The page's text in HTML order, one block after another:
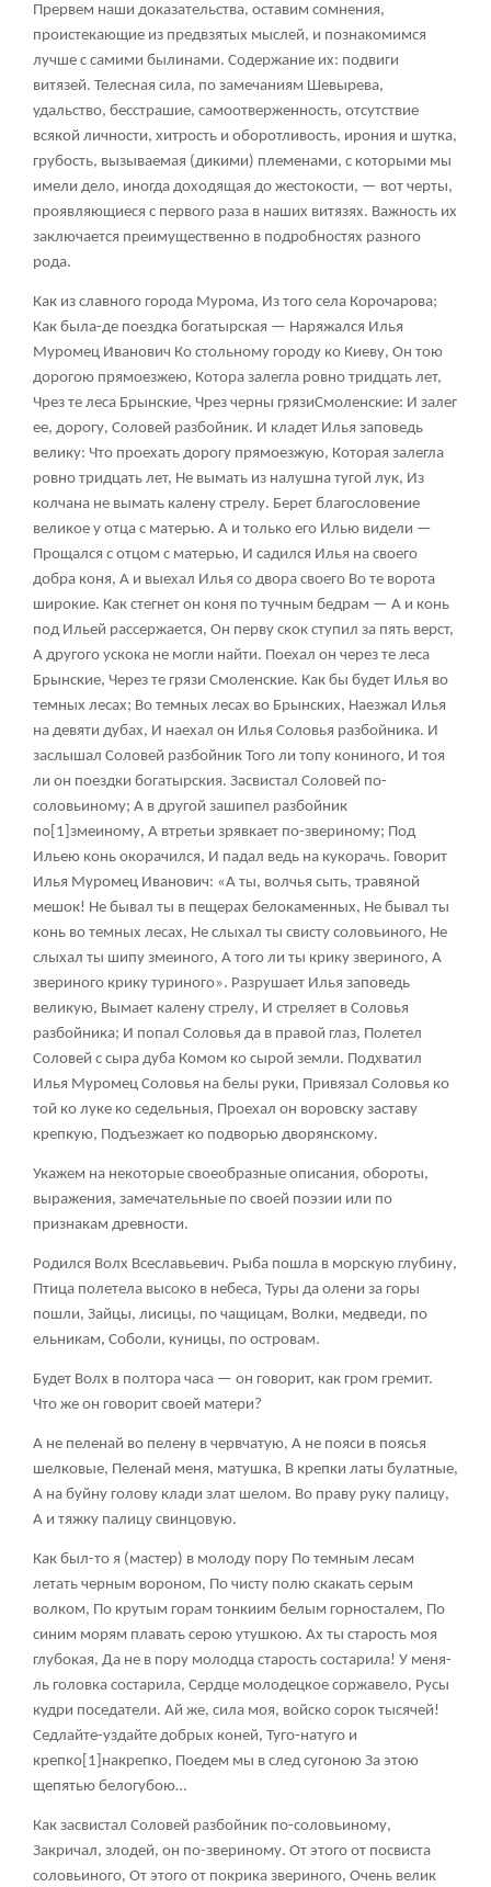
Прервем наши доказательства, оставим сомнения,
проистекающие из предвзятых мыслей, и познакомимся
лучше с самими былинами. Содержание их: подвиги
витязей. Телесная сила, по замечаниям Шевырева,
удальство, бесстрашие, самоотверженность, отсутствие
всякой личности, хитрость и оборотливость, ирония и шутка,
грубость, вызываемая (дикими) племенами, с которыми мы
имели дело, иногда доходящая до жестокости, — вот черты,
проявляющиеся с первого раза в наших витязях. Важность их
заключается преимущественно в подробностях разного
рода.
Как из славного города Мурома, Из того села Корочарова;
Как была-де поездка богатырская — Наряжался Илья
Муромец Иванович Ко стольному городу ко Киеву, Он тою
дорогою прямоезжею, Котора залегла ровно тридцать лет,
Чрез те леса Брынские, Чрез черны грязиСмоленские: И залег
ее, дорогу, Соловей разбойник. И кладет Илья заповедь
велику: Что проехать дорогу прямоезжую, Которая залегла
ровно тридцать лет, Не вымать из налушна тугой лук, Из
колчана не вымать калену стрелу. Берет благословение
великое у отца с матерью. А и только его Илью видели —
Прощался с отцом с матерью, И садился Илья на своего
добра коня, А и выехал Илья со двора своего Во те ворота
широкие. Как стегнет он коня по тучным бедрам — А и конь
под Ильей рассержается, Он перву скок ступил за пять верст,
А другого ускока не могли найти. Поехал он через те леса
Брынские, Через те грязи Смоленские. Как бы будет Илья во
темных лесах; Во темных лесах во Брынских, Наезжал Илья
на девяти дубах, И наехал он Илья Соловья разбойника. И
заслышал Соловей разбойник Того ли топу кониного, И тоя
ли он поездки богатырския. Засвистал Соловей по-
соловьиному; А в другой зашипел разбойник
по [1] змеиному, А втретьи зрявкает по-звериному; Под
Ильею конь окорачился, И падал ведь на кукорачь. Говорит
Илья Муромец Иванович: «А ты, волчья сыть, травяной
мешок! Не бывал ты в пещерах белокаменных, Не бывал ты
конь во темных лесах, Не слыхал ты свисту соловьиного, Не
слыхал ты шипу змеиного, А того ли ты крику звериного, А
звериного крику туриного». Разрушает Илья заповедь
великую, Вымает калену стрелу, И стреляет в Соловья
разбойника; И попал Соловья да в правой глаз, Полетел
Соловей с сыра дуба Комом ко сырой земли. Подхватил
Илья Муромец Соловья на белы руки, Привязал Соловья ко
той ко луке ко седельныя, Проехал он воровску заставу
крепкую, Подъезжает ко подворью дворянскому.
Укажем на некоторые своеобразные описания, обороты,
выражения, замечательные по своей поэзии или по
признакам древности.
Родился Волх Всеславьевич. Рыба пошла в морскую глубину,
Птица полетела высоко в небеса, Туры да олени за горы
пошли, Зайцы, лисицы, по чащицам, Волки, медведи, по
ельникам, Соболи, куницы, по островам.
Будет Волх в полтора часа — он говорит, как гром гремит.
Что же он говорит своей матери?
А не пеленай во пелену в червчатую, А не пояси в поясья
шелковые, Пеленай меня, матушка, В крепки латы булатные,
А на буйну голову клади злат шелом. Во праву руку палицу,
А и тяжку палицу свинцовую.
Как был-то я (мастер) в молоду пору По темным лесам
летать черным вороном, По чисту полю скакать серым
волком, По крутым горам тонкиим белым горносталем, По
синим морям плавать серою утушкою. Ах ты старость моя
глубокая, Да не в пору молодца старость состарила! У меня-
ль головка состарила, Сердце молодецкое соржавело, Русы
кудри поседатели. Ай же, сила моя, войско сорок тысячей!
Седлайте-уздайте добрых коней, Туго-натуго и
крепко [1] накрепко, Поедем мы в след сугоною За этою
щепятью белогубою…
Как засвистал Соловей разбойник по-соловьиному,
Закричал, злодей, он по-звериному. От этого от посвиста
соловьиного, От этого от покрика звериного, Очень велик